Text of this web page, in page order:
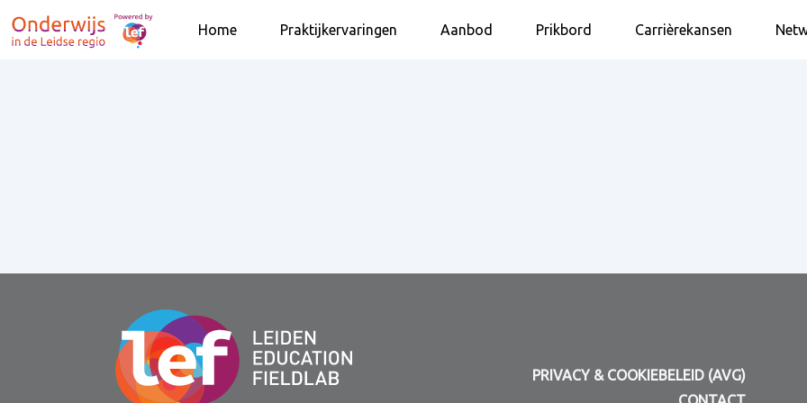
Home Praktijkervaringen Aanbod Prikbord Carrièrekansen
PRIVACY & COOKIEBELEID (AVG)